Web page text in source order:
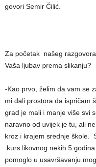
govori Semir Čilić.
Za početak našeg
Vaša ljubav prema slikanju?
-Kao prvo, želim da vam se
mi dali prostora da ispričam
grad je mali i manje više svi
naravno od uvijek je tu, ali
kroz i krajem srednje škole.
kurs likovnog nekih 5
pomoglo u usavršavanju